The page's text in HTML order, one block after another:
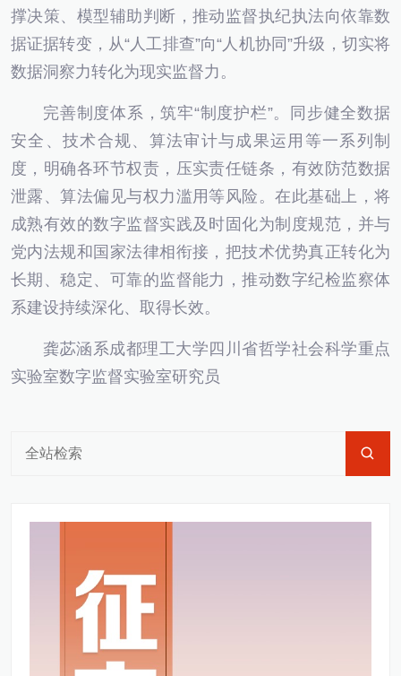
撑决策、模型辅助判断，推动监督执纪执法向依靠数
据证据转变，从“人工排查”向“人机协同”升级，切实将
数据洞察力转化为现实监督力。
完善制度体系，筑牢“制度护栏”。同步健全数据
安全、技术合规、算法审计与成果运用等一系列制
度，明确各环节权责，压实责任链条，有效防范数据
泄露、算法偏见与权力滥用等风险。在此基础上，将
成熟有效的数字监督实践及时固化为制度规范，并与
党内法规和国家法律相衔接，把技术优势真正转化为
长期、稳定、可靠的监督能力，推动数字纪检监察体
系建设持续深化、取得长效。
龚苾涵系成都理工大学四川省哲学社会科学重点
实验室数字监督实验室研究员